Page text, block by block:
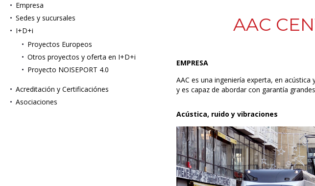
Empresa
Sedes y sucursales
I+D+i
Proyectos Europeos
Otros proyectos y oferta en I+D+i
Proyecto NOISEPORT 4.0
Acreditación y Certificaciónes
Asociaciones
AAC
EMPRESA
AAC es una ingeniería experta, en
y es capaz de abordar con garantía
Acústica, ruido y vibraciones